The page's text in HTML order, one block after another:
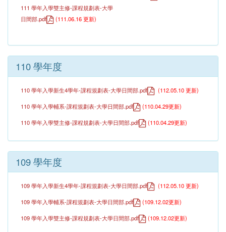
111 學年入學雙主修-課程規劃表-大學
日間部.pdf
(111.06.16更新)
110 學年度
110 學年入學新生4學年-課程規劃表-大學日間部.pdf (112.05.10 更新)
110 學年入學輔系-課程規劃表-大學日間部.pdf (110.04.29更新)
110 學年入學雙主修-課程規劃表-大學日間部.pdf (110.04.29更新)
109 學年度
109 學年入學新生4學年-課程規劃表-大學日間部.pdf (112.05.10 更新)
109 學年入學輔系-課程規劃表-大學日間部.pdf (109.12.02更新)
109 學年入學雙主修-課程規劃表-大學日間部.pdf (109.12.02更新)